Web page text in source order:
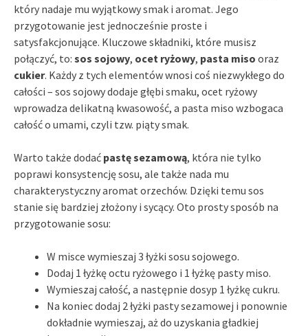
który nadaje mu wyjątkowy smak i aromat. Jego
przygotowanie jest jednocześnie proste i
satysfakcjonujące. Kluczowe składniki, które musisz
połączyć, to: sos sojowy, ocet ryżowy, pasta miso oraz
cukier. Każdy z tych elementów wnosi coś niezwykłego do
całości – sos sojowy dodaje głębi smaku, ocet ryżowy
wprowadza delikatną kwasowość, a pasta miso wzbogaca
całość o umami, czyli tzw. piąty smak.
Warto także dodać pastę sezamową, która nie tylko
poprawi konsystencję sosu, ale także nada mu
charakterystyczny aromat orzechów. Dzięki temu sos
stanie się bardziej złożony i sycący. Oto prosty sposób na
przygotowanie sosu:
W misce wymieszaj 3 łyżki sosu sojowego.
Dodaj 1 łyżkę octu ryżowego i 1 łyżkę pasty miso.
Wymieszaj całość, a następnie dosyp 1 łyżkę cukru.
Na koniec dodaj 2 łyżki pasty sezamowej i ponownie
dokładnie wymieszaj, aż do uzyskania gładkiej